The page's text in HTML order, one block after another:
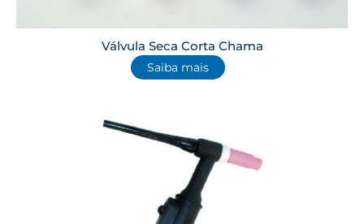
Válvula Seca Corta Chama
Saiba mais